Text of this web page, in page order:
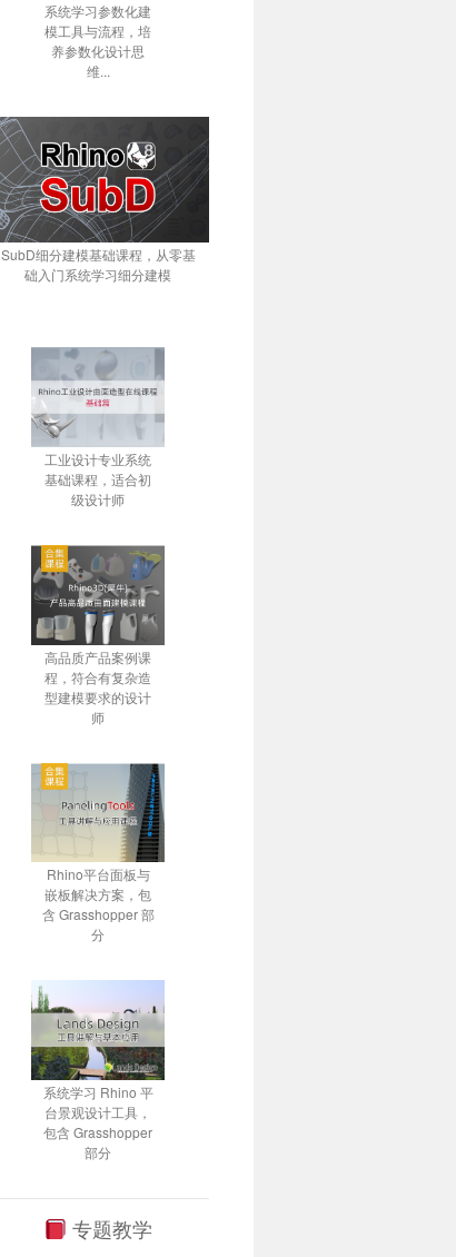
系统学习参数化建
模工具与流程，培
养参数化设计思
维...
SubD细分建模基础课程，从零基
础入门系统学习细分建模
工业设计专业系统
基础课程，适合初
级设计师
高品质产品案例课
程，符合有复杂造
型建模要求的设计
师
Rhino平台面板与
嵌板解决方案，包
含 Grasshopper 部
分
系统学习 Rhino 平
台景观设计工具，
包含 Grasshopper
部分
专题教学